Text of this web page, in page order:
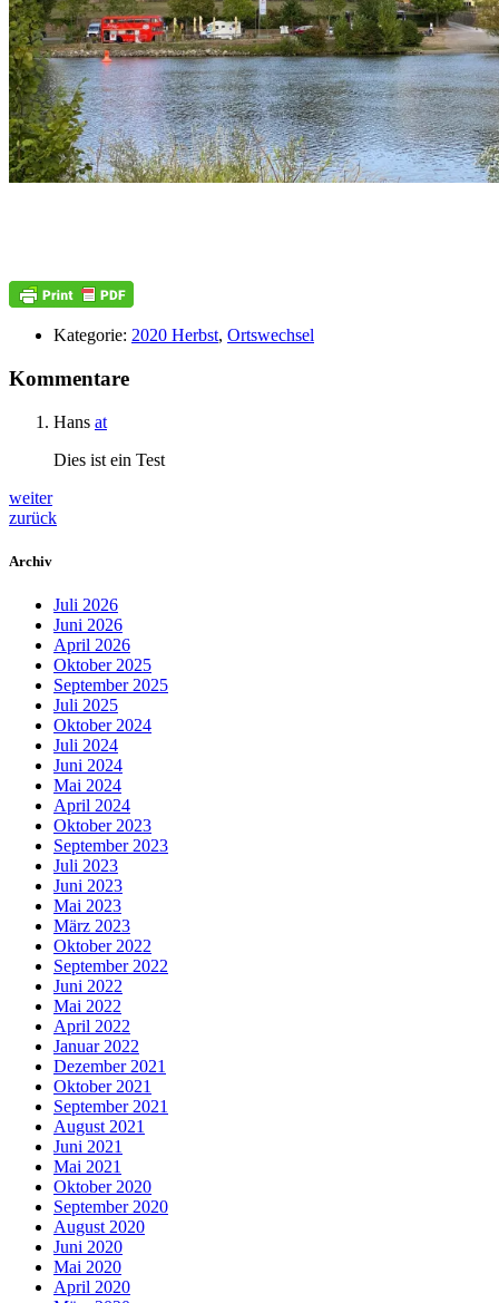
Kategorie: 2020 Herbst, Ortswechsel
Kommentare
Hans at
Dies ist ein Test
weiter
zurück
Archiv
Juli 2026
Juni 2026
April 2026
Oktober 2025
September 2025
Juli 2025
Oktober 2024
Juli 2024
Juni 2024
Mai 2024
April 2024
Oktober 2023
September 2023
Juli 2023
Juni 2023
Mai 2023
März 2023
Oktober 2022
September 2022
Juni 2022
Mai 2022
April 2022
Januar 2022
Dezember 2021
Oktober 2021
September 2021
August 2021
Juni 2021
Mai 2021
Oktober 2020
September 2020
August 2020
Juni 2020
Mai 2020
April 2020